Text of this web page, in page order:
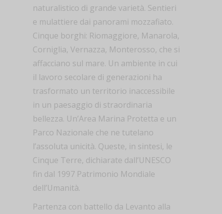
naturalistico di grande varietà. Sentieri
e mulattiere dai panorami mozzafiato.
Cinque borghi: Riomaggiore, Manarola,
Corniglia, Vernazza, Monterosso, che si
affacciano sul mare. Un ambiente in cui
il lavoro secolare di generazioni ha
trasformato un territorio inaccessibile
in un paesaggio di straordinaria
bellezza. Un’Area Marina Protetta e un
Parco Nazionale che ne tutelano
l’assoluta unicità. Queste, in sintesi, le
Cinque Terre, dichiarate dall’UNESCO
fin dal 1997 Patrimonio Mondiale
dell’Umanità.
Partenza con battello da Levanto alla